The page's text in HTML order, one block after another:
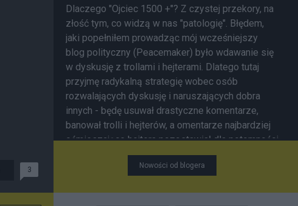
3
Dlaczego "Ojciec 1500 +"? Z czystej przekory, na
złość tym, co widzą w nas "patologię". Błędem,
jaki popełniłem prowadząc mój wcześniejszy
blog polityczny (Peacemaker) było wdawanie się
w dyskusję z trollami i hejterami. Dlatego tutaj
przyjmę radykalną strategię wobec osób
rozwalających dyskusję i naruszających dobra
innych - będę usuwał drastyczne komentarze,
banował trolli i hejterów, a omentarze najbardziej
ośmieszające hejtera pozostawiał dla potomności
ku przestrodze (o nile nie naruszają prawa i dóbr
osobistych. Jeśli chcecie mnie tu wkręcać w
Nowości od blogera